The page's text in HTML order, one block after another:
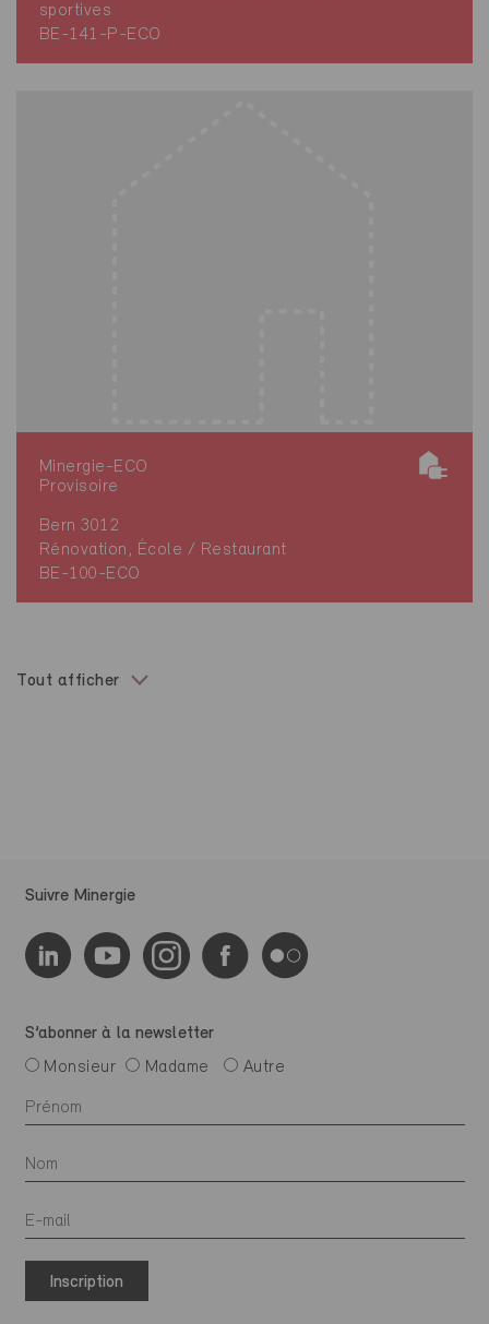
sportives
BE-141-P-ECO
Minergie-ECO
Provisoire
Bern 3012
Rénovation, École / Restaurant
BE-100-ECO
Tout afficher
Suivre Minergie
S’abonner à la newsletter
Monsieur
Madame Autre
Inscription